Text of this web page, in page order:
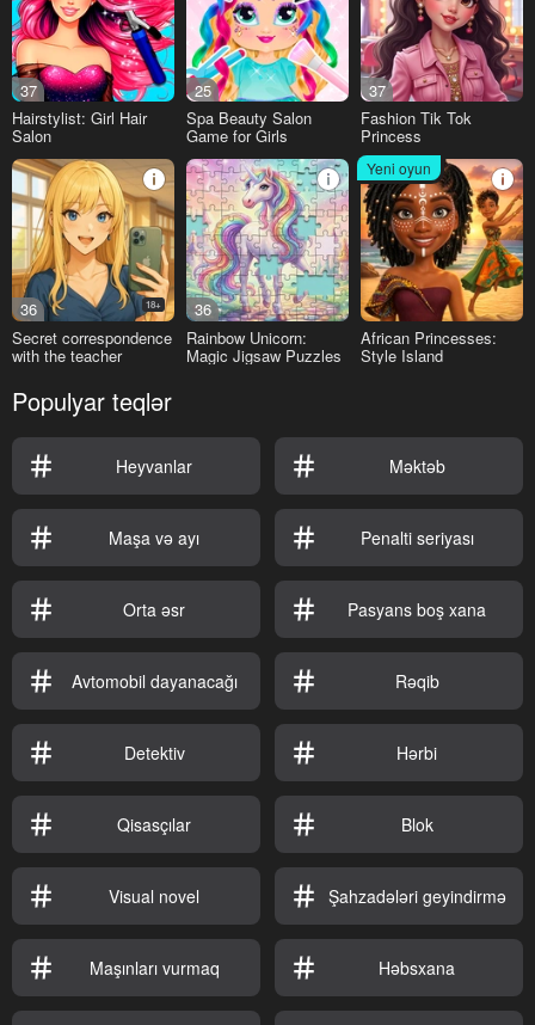
37
Hairstylist: Girl Hair
Salon
25
Spa Beauty Salon
Game for Girls
37
Fashion Tik Tok
Princess
36 18+
Secret correspondence
with the teacher
36
Rainbow Unicorn:
Magic Jigsaw Puzzles
Yeni oyun
African Princesses:
Style Island
Populyar teqlər
Heyvanlar Məktəb
Maşa və ayı Penalti seriyası
Orta əsr Pasyans boş xana
Avtomobil dayanacağı Rəqib
Detektiv Hərbi
Qisasçılar Blok
Visual novel Şahzadələri geyindirmə
Maşınları vurmaq Həbsxana